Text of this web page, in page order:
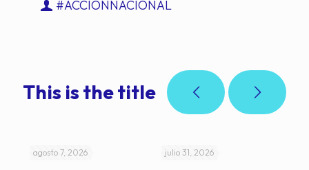
#ACCIÓNNACIONAL
This is the title
agosto 7, 2026 julio 31, 2026